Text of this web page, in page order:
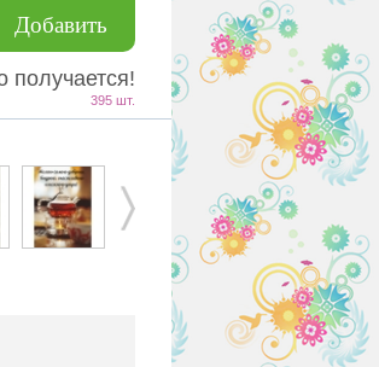
Добавить
получается!
395 шт.